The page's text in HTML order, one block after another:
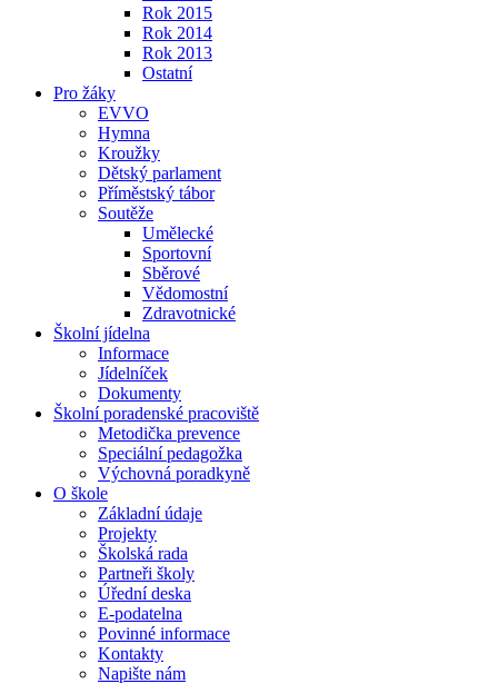
Rok 2015
Rok 2014
Rok 2013
Ostatní
Pro žáky
EVVO
Hymna
Kroužky
Dětský parlament
Příměstský tábor
Soutěže
Umělecké
Sportovní
Sběrové
Vědomostní
Zdravotnické
Školní jídelna
Informace
Jídelníček
Dokumenty
Školní poradenské pracoviště
Metodička prevence
Speciální pedagožka
Výchovná poradkyně
O škole
Základní údaje
Projekty
Školská rada
Partneři školy
Úřední deska
E-podatelna
Povinné informace
Kontakty
Napište nám